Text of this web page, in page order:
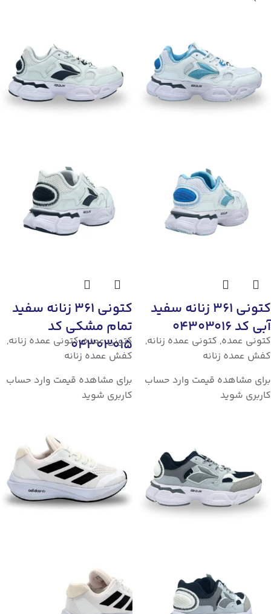
کتونی 361 زنانه سفید
آبی کد 04303016
کتونی عمده, کتونی عمده زنانه,
کفش عمده زنانه
برای مشاهده قیمت وارد حساب
کاربری شوید
کتونی 361 زنانه سفید
تمام مشکی کد
04303015
کتونی عمده,کتونی عمده زنانه,
کفش عمده زنانه
برای مشاهده قیمت وارد حساب
کاربری شوید